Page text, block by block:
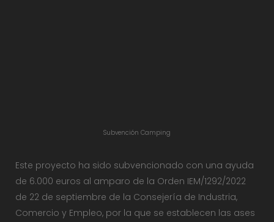
Subvención Camping
Este proyecto ha sido subvencionado con una ayuda
de 6.000 euros al amparo de la Orden IEM/1292/2022
de 22 de septiembre de la Consejería de Industria,
Comercio y Empleo, por la que se establecen las ases